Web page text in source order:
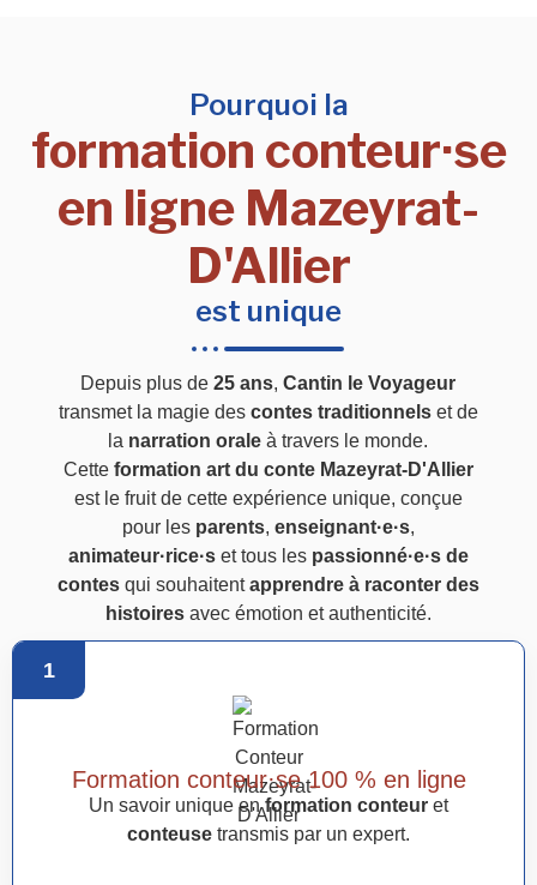
Pourquoi la
formation conteur·se
en ligne Mazeyrat-
D'Allier
est unique
Depuis plus de25 ans,Cantin le Voyageur
transmet la magie des contes traditionnelset de
la narration orale à travers le monde.
Cette formation art du conte Mazeyrat-D'Allier
est le fruit de cette expérience unique, conçue
pour les parents, enseignant·e·s,
animateur·rice·set tous les passionné·e·s de
contesqui souhaitentapprendre à raconter des
histoiresavec émotion et authenticité.
1
Formation conteur·se 100 % en ligne
Un savoir unique enformation conteur et
conteuse transmis par un expert.